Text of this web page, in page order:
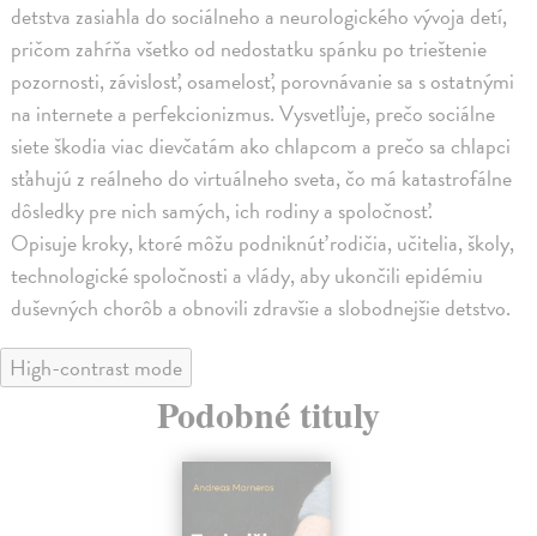
detstva zasiahla do sociálneho a neurologického vývoja detí,
pričom zahŕňa všetko od nedostatku spánku po trieštenie
pozornosti, závislosť, osamelosť, porovnávanie sa s ostatnými
na internete a perfekcionizmus. Vysvetľuje, prečo sociálne
siete škodia viac dievčatám ako chlapcom a prečo sa chlapci
sťahujú z reálneho do virtuálneho sveta, čo má katastrofálne
dôsledky pre nich samých, ich rodiny a spoločnosť.
Opisuje kroky, ktoré môžu podniknúť rodičia, učitelia, školy,
technologické spoločnosti a vlády, aby ukončili epidémiu
duševných chorôb a obnovili zdravšie a slobodnejšie detstvo.
High-contrast mode
Podobné tituly